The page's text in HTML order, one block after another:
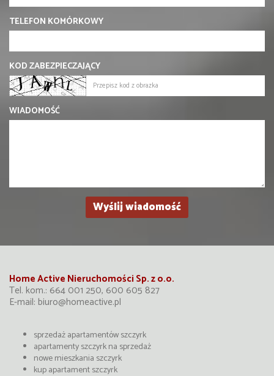
TELEFON KOMÓRKOWY
KOD ZABEZPIECZAJĄCY
WIADOMOŚĆ
Home Active Nieruchomości Sp. z o.o.
Tel. kom.: 664 001 250, 600 605 827
E-mail: biuro@homeactive.pl
sprzedaż apartamentów szczyrk
apartamenty szczyrk na sprzedaż
nowe mieszkania szczyrk
kup apartament szczyrk